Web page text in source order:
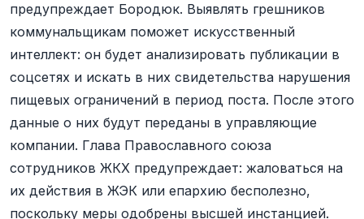
предупреждает Бородюк. Выявлять грешников
коммунальщикам поможет искусственный
интеллект: он будет анализировать публикации в
соцсетях и искать в них свидетельства нарушения
пищевых ограничений в период поста. После этого
данные о них будут переданы в управляющие
компании. Глава Православного союза
сотрудников ЖКХ предупреждает: жаловаться на
их действия в ЖЭК или епархию бесполезно,
поскольку меры одобрены высшей инстанцией.